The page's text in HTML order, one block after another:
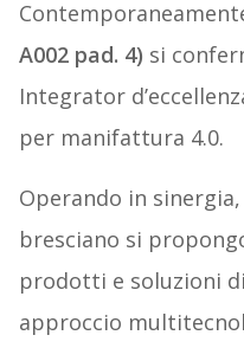
A002 pad. 4) si
Integrator
per manifattura 4.0.
Operando in
bresciano si
prodotti e soluzioni
approccio